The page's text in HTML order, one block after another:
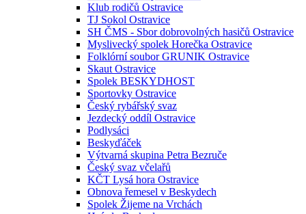
Klub rodičů Ostravice
TJ Sokol Ostravice
SH ČMS - Sbor dobrovolných hasičů Ostravice
Myslivecký spolek Horečka Ostravice
Folklórní soubor GRUNIK Ostravice
Skaut Ostravice
Spolek BESKYDHOST
Sportovky Ostravice
Český rybářský svaz
Jezdecký oddíl Ostravice
Podlysáci
Beskyďáček
Výtvarná skupina Petra Bezruče
Český svaz včelařů
KČT Lysá hora Ostravice
Obnova řemesel v Beskydech
Spolek Žijeme na Vrchách